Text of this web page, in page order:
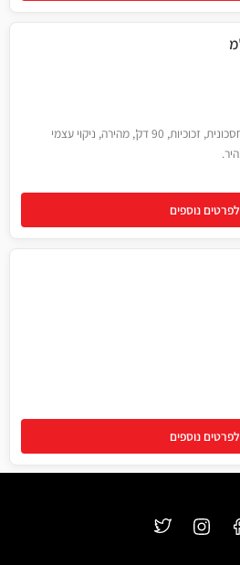
לפרטים נוספים
לפרטים נוספים